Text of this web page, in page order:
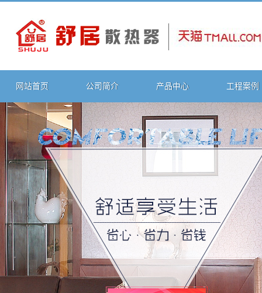
网站首页 公司简介 产品中心 工程案例